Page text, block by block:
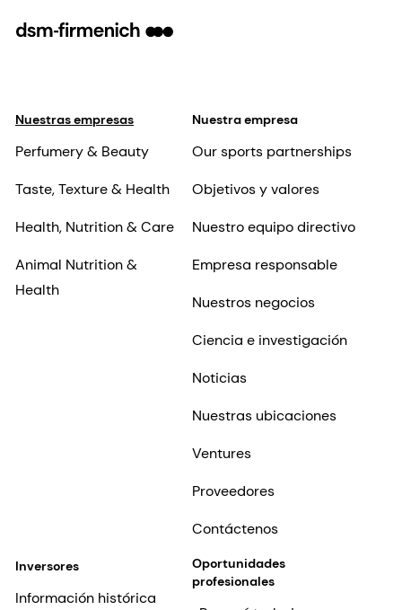
Nuestras empresas
Perfumery & Beauty
Taste, Texture & Health
Health, Nutrition & Care
Animal Nutrition &
Health
Nuestra empresa
Our sports partnerships
Objetivos y valores
Nuestro equipo directivo
Empresa responsable
Nuestros negocios
Ciencia e investigación
Noticias
Nuestras ubicaciones
Ventures
Proveedores
Contáctenos
Inversores
Información histórica
Oportunidades
profesionales